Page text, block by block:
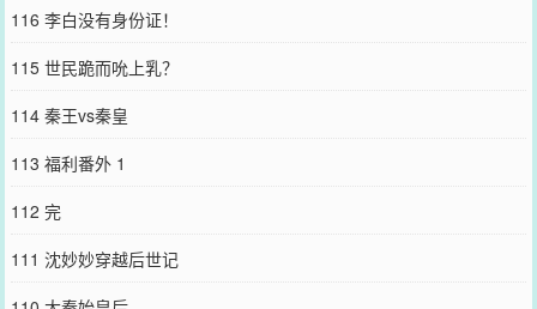
幕）：【人生自古谁无死，但求临幸秦始皇！】【姐妹，嬴政床大带
我一个！】【姐妹们，主播我要怎样才能完成渣了始皇的任务啊？拿
不到红薯我怎么证明我是穿越的啊！】嬴政：...满朝文武：吃瓜ing很
快，沈妙妙莫名其妙被早四点拎起来听人上朝议事。（哈欠哈欠）神
游天际：【这就是被腰斩的李斯啊，这就是指鹿为马的赵高啊！这就
是陛下的真爱早死的韩非啊！呦，这就是史记因臀部又大又白而免于
一死的张仓！】满朝文武：吃瓜吃到自己身上，痛苦面具ing【秦朝太
落后了，回宫后搞个铁锅炒菜，火锅土豆粉，再发明个卫生纸，完
美。】【咦，我究竟要不要告诉陛下他吃的丹药全是重金属，煮饭的
大鼎会中毒，用的杯具全有毒！哎，怪不得陛下死的那么早，悲剧
啊！】秦始皇：瞳孔地震！！！沈妙妙吐槽着吐槽着，忽然发现自己
不知什么时候成为大秦公认的神女了？而她那英明神武的老祖宗陛
下，居然点亮世界地图了？？？*全秦宫都能听到我的弹幕和心声只有
116 李白没有身份证！
115 世民跪而吮上乳？
114 秦王vs秦皇
113 福利番外 1
112 完
111 沈妙妙穿越后世记